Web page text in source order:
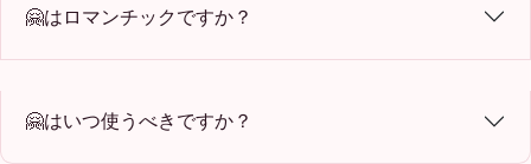
🤗はロマンチックですか？
🤗はいつ使うべきですか？